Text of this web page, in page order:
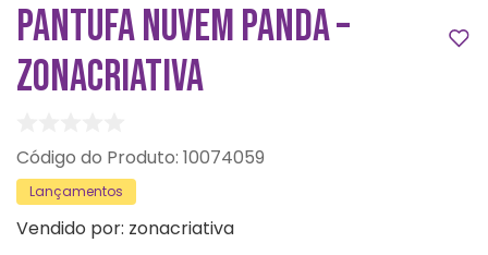
PANTUFA NUVEM PANDA –
ZONACRIATIVA
: 10074059
Lançamentos
Vendido por: zonacriativa